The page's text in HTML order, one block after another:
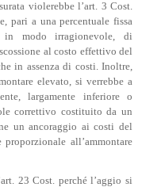
violerebbe l’art. 3 Cost.
pari a una percentuale fissa
in modo irragionevole, di
al costo effettivo del
in assenza di costi. Inoltre,
elevato, si verrebbe a
largamente inferiore o
correttivo costituito da un
un ancoraggio ai costi del
all’ammontare
23 Cost. perché l’aggio si